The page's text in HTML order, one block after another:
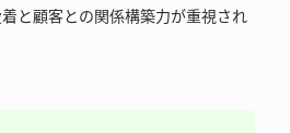
と顧客との関係構築力が重視され